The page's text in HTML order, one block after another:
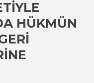
HÜKMÜN